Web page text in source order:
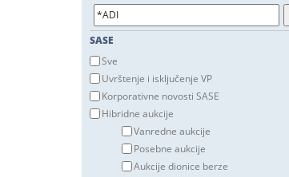
SASE
Sve
Uvrštenje i isključenje VP
Korporativne novosti SASE
Hibridne aukcije
Vanredne aukcije
Posebne aukcije
Aukcije dionice berze